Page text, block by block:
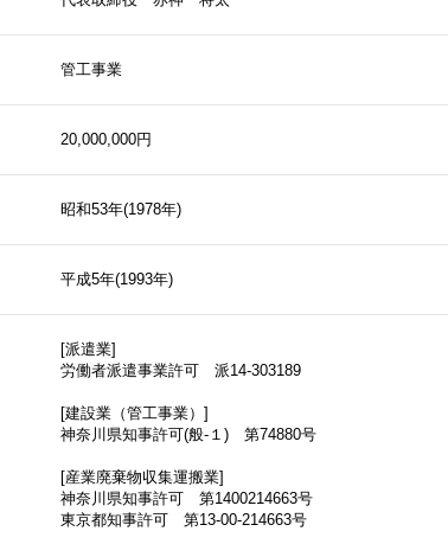
管工事業
20,000,000円
昭和53年(1978年)
平成5年(1993年)
[派遣業]
労働者派遣事業許可 派14-303189
[建設業（管工事業）]
神奈川県知事許可(般-１) 第74880号
[産業廃棄物収集運搬業]
神奈川県知事許可 第1400214663号
東京都知事許可 第13-00-214663号